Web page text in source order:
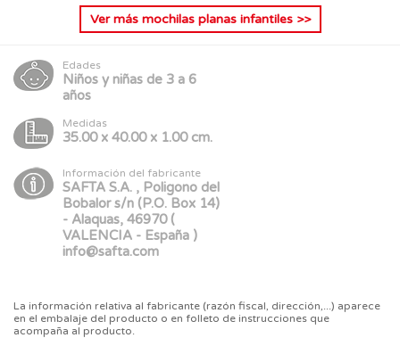
Ver más mochilas planas infantiles>>
Edades
Niños y niñas de 3 a 6
años
Medidas
35.00 x 40.00 x 1.00 cm.
Información del fabricante
SAFTA S.A. , Poligono del
Bobalor s/n (P.O. Box 14)
- Alaquas, 46970 (
VALENCIA - España )
info@safta.com
La información relativa al fabricante (razón fiscal, dirección,...) aparece
en el embalaje del producto o en folleto de instrucciones que
acompaña al producto.